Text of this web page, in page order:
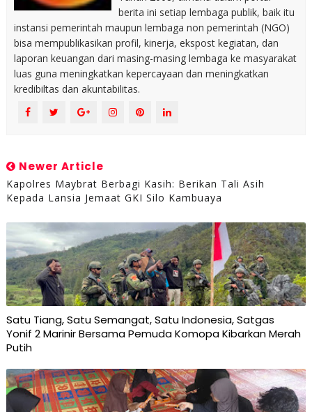
berita ini setiap lembaga publik, baik itu
instansi pemerintah maupun lembaga non pemerintah (NGO)
bisa mempublikasikan profil, kinerja, ekspost kegiatan, dan
laporan keuangan dari masing-masing lembaga ke masyarakat
luas guna meningkatkan kepercayaan dan meningkatkan
kredibiltas dan akuntabilitas.
Newer Article
Kapolres Maybrat Berbagi Kasih: Berikan Tali Asih
Kepada Lansia Jemaat GKI Silo Kambuaya
Satu Tiang, Satu Semangat, Satu Indonesia, Satgas
Yonif 2 Marinir Bersama Pemuda Komopa Kibarkan Merah
Putih